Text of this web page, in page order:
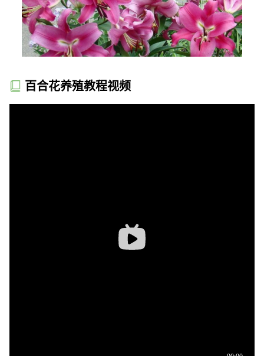
百合花养殖教程视频